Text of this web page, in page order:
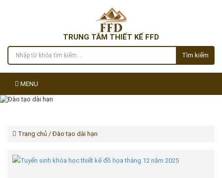
TRUNG TÂM THIẾT KẾ FFD
Tìm kiếm
MENU
Trang chủ / Đào tạo dài hạn